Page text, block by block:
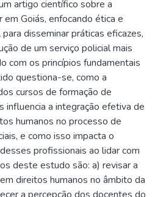
artigo científico sobre a
Goiás, enfocando ética e
disseminar práticas eficazes,
de um serviço policial mais
com os princípios fundamentais
questiona-se, como a
cursos de formação de
influencia a integração efetiva de
humanos no processo de
e como isso impacta o
profissionais ao lidar com
deste estudo são: a) revisar a
direitos humanos no âmbito da